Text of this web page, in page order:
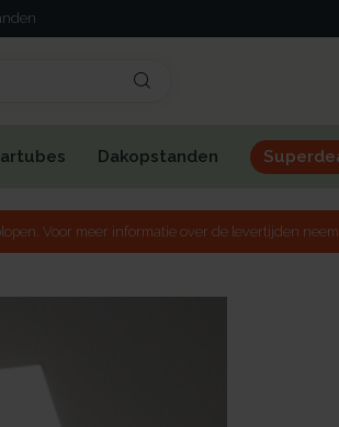
Dakopstanden
Voor meer informatie over de levertijden